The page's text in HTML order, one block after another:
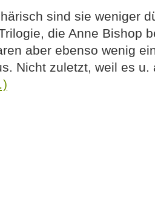
sind sie weniger
die Anne Bishop
aber ebenso wenig
Nicht zuletzt, weil es u.